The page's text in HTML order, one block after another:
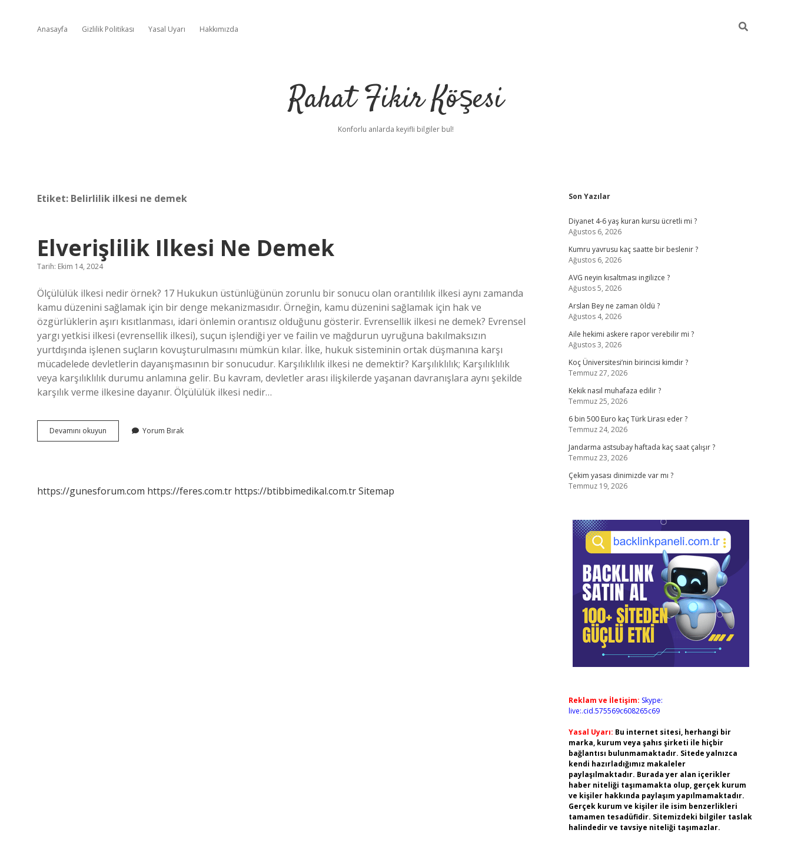
Anasayfa Gizlilik Politikası Yasal Uyarı Hakkımızda
Rahat Fikir Köşesi
Konforlu anlarda keyifli bilgiler bul!
Etiket: Belirlilik ilkesi ne demek
Elverişlilik Ilkesi Ne Demek
Tarih: Ekim 14, 2024
Ölçülülük ilkesi nedir örnek? 17 Hukukun üstünlüğünün zorunlu bir sonucu olan orantılılık ilkesi aynı zamanda
kamu düzenini sağlamak için bir denge mekanizmasıdır. Örneğin, kamu düzenini sağlamak için hak ve
özgürlüklerin aşırı kısıtlanması, idari önlemin orantısız olduğunu gösterir. Evrensellik ilkesi ne demek? Evrensel
yargı yetkisi ilkesi (evrensellik ilkesi), suçun işlendiği yer ve failin ve mağdurun uyruğuna bakılmaksızın
yurtdışında işlenen suçların kovuşturulmasını mümkün kılar. İlke, hukuk sisteminin ortak düşmanına karşı
mücadelede devletlerin dayanışmasının bir sonucudur. Karşılıklılık ilkesi ne demektir? Karşılıklılık; Karşılıklılık
veya karşılıklılık durumu anlamına gelir. Bu kavram, devletler arası ilişkilerde yaşanan davranışlara aynı şekilde
karşılık verme ilkesine dayanır. Ölçülülük ilkesi nedir…
Devamını okuyun Elverişlilik
Ilkesi
Yorum Bırak
https://gunesforum.com https://feres.com.tr https://btibbimedikal.com.trSitemap
Sidebar
Son Yazılar
Diyanet 4-6 yaş kuran kursu ücretli mi ?
Ağustos 6, 2026
Kumru yavrusu kaç saatte bir beslenir ?
Ağustos 6, 2026
AVG neyin kısaltması ingilizce ?
Ağustos 5, 2026
Arslan Bey ne zaman öldü ?
Ağustos 4, 2026
Aile hekimi askere rapor verebilir mi ?
Ağustos 3, 2026
Koç Üniversitesi’nin birincisi kimdir ?
Temmuz 27, 2026
Kekik nasıl muhafaza edilir ?
Temmuz 25, 2026
6 bin 500 Euro kaç Türk Lirası eder ?
Temmuz 24, 2026
Jandarma astsubay haftada kaç saat çalışır ?
Temmuz 23, 2026
Çekim yasası dinimizde var mı ?
Temmuz 19, 2026
Reklam ve İletişim: Skype:
live:.cid.575569c608265c69
Yasal Uyarı: Bu internet sitesi, herhangi bir
marka, kurum veya şahıs şirketi ile hiçbir
bağlantısı bulunmamaktadır. Sitede yalnızca
kendi hazırladığımız makaleler
paylaşılmaktadır. Burada yer alan içerikler
haber niteliği taşımamakta olup, gerçek kurum
ve kişiler hakkında paylaşım yapılmamaktadır.
Gerçek kurum ve kişiler ile isim benzerlikleri
tamamen tesadüfidir. Sitemizdeki bilgiler taslak
halindedir ve tavsiye niteliği taşımazlar.
ilbet yeni giriş